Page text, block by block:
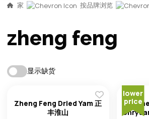
家 按品牌浏览
zheng feng
显示缺货
Zheng Feng Dried Yam 正
丰淮山
lower
price